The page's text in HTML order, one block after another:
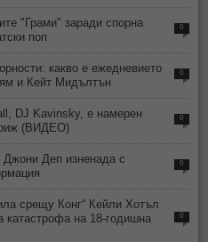
"Грами" заради спорна
поп
0
какво е ежедневието
и Кейт Мидълтън
0
DJ Kavinsky, е намерен
(ВИДЕО)
0
Деп изненада с
0
срещу Конг“ Кейли Хотъл
катастрофа на 18-годишна
0